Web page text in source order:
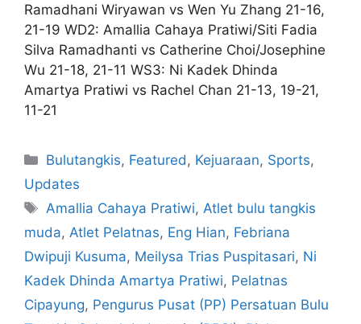
Ramadhani Wiryawan vs Wen Yu Zhang 21-16,
21-19 WD2: Amallia Cahaya Pratiwi/Siti Fadia
Silva Ramadhanti vs Catherine Choi/Josephine
Wu 21-18, 21-11 WS3: Ni Kadek Dhinda
Amartya Pratiwi vs Rachel Chan 21-13, 19-21,
11-21
Bulutangkis, Featured , Kejuaraan, Sports,
Updates
Amallia Cahaya Pratiwi, Atlet bulu tangkis
muda, Atlet Pelatnas, Eng Hian, Febriana
Dwipuji Kusuma, Meilysa Trias Puspitasari, Ni
Kadek Dhinda Amartya Pratiwi, Pelatnas
Cipayung, Pengurus Pusat (PP) Persatuan Bulu